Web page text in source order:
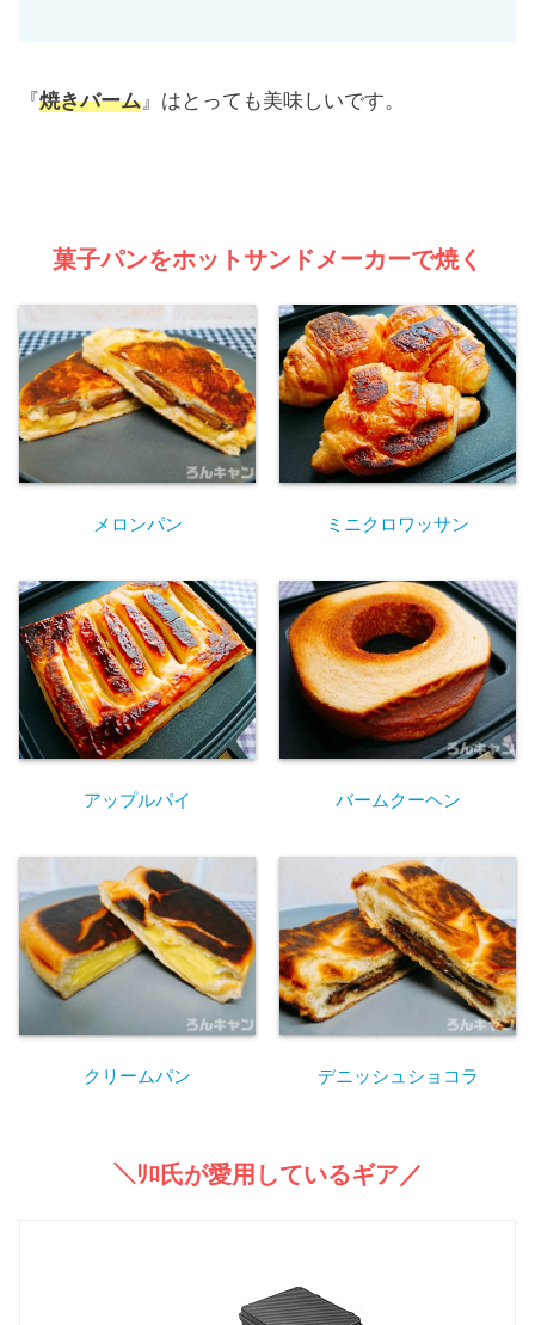
『焼きバーム』はとっても美味しいです。
菓子パンをホットサンドメーカーで焼く
メロンパン ミニクロワッサン
アップルパイ バームクーヘン
クリームパン デニッシュショコラ
＼ﾘﾛ氏が愛用しているギア／